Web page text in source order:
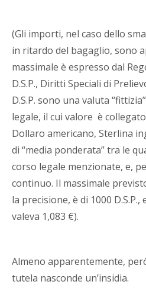
(Gli importi, nel caso dello
in ritardo del bagaglio, sono
massimale è espresso dal
D.S.P., Diritti Speciali di
D.S.P. sono una valuta
legale, il cui valore è
Dollaro americano, Sterlina
di “media ponderata” tra le
corso legale menzionate, e,
continuo. Il massimale
la precisione, è di 1000 D.S.P.,
valeva 1,083 €).
Almeno apparentemente,
tutela nasconde un’insidia.